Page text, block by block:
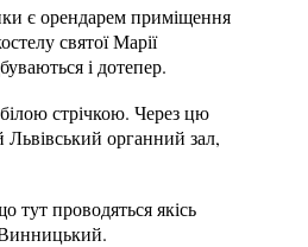
є орендарем приміщення
святої Марії
і дотепер.
стрічкою. Через цю
органний зал,
тут проводяться якісь
Винницький.